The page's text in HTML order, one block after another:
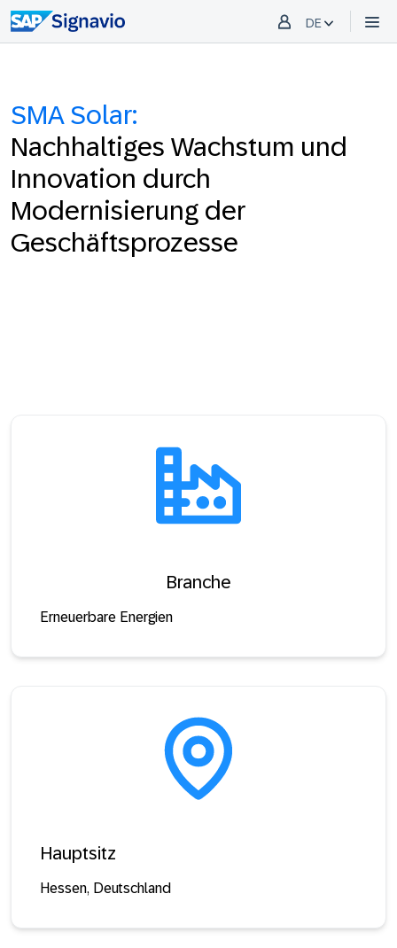
DE
SMA Solar:
Nachhaltiges Wachstum und
Innovation durch
Modernisierung der
Geschäftsprozesse
Branche
Erneuerbare Energien
Hauptsitz
Hessen, Deutschland